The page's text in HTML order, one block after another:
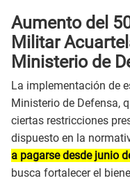
Aumento del
Militar
Ministerio de
La implementación de
Ministerio de Defensa,
ciertas restricciones
dispuesto en la
a pagarse desde junio
busca fortalecer el